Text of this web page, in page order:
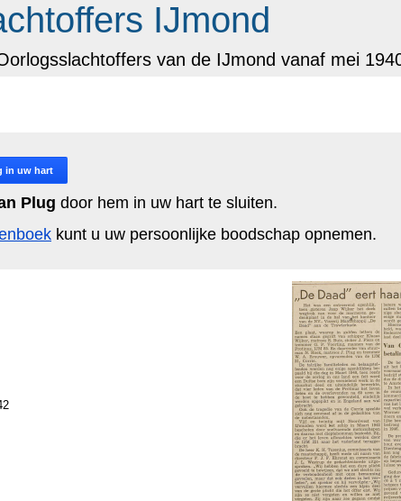
IJmond
van de IJmond vanaf mei
in uw hart
Plug door hem in uw hart te sluiten.
kunt u uw persoonlijke boodschap opnemen.